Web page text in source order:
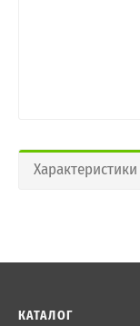
Характеристики
КАТАЛОГ